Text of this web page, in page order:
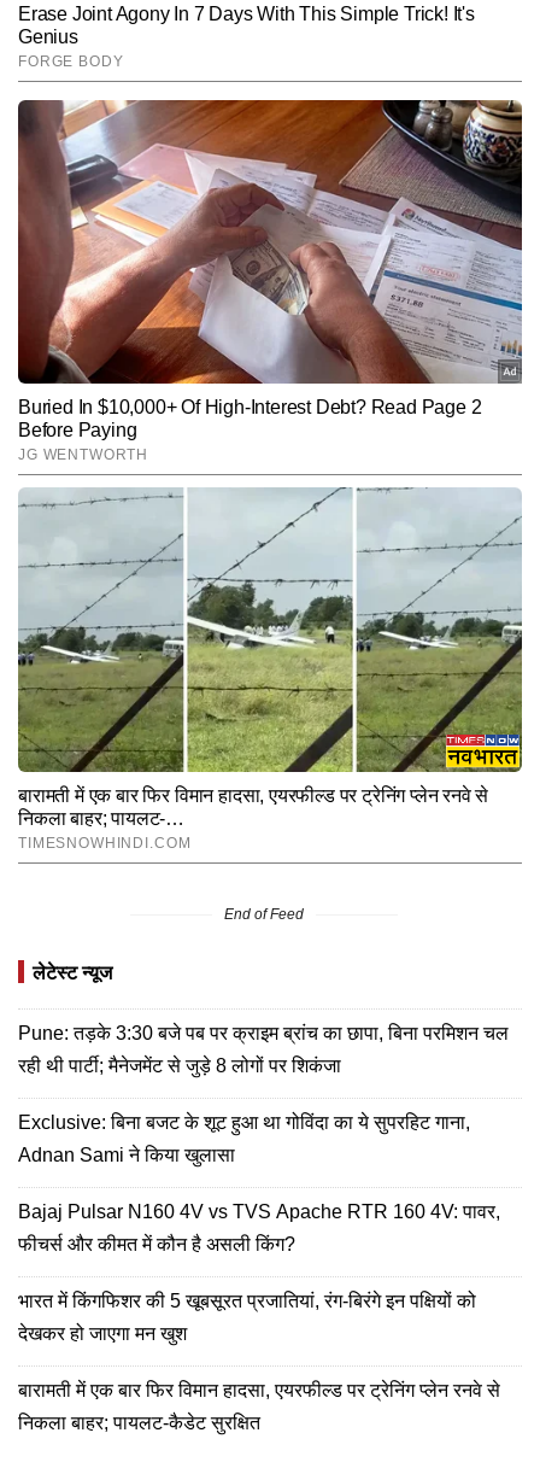
End of Feed
लेटेस्ट न्यूज
Pune: तड़के 3:30 बजे पब पर क्राइम ब्रांच का छापा, बिना परमिशन चल
रही थी पार्टी; मैनेजमेंट से जुड़े 8 लोगों पर शिकंजा
Exclusive: बिना बजट के शूट हुआ था गोविंदा का ये सुपरहिट गाना,
Adnan Sami ने किया खुलासा
Bajaj Pulsar N160 4V vs TVS Apache RTR 160 4V: पावर,
फीचर्स और कीमत में कौन है असली किंग?
भारत में किंगफिशर की 5 खूबसूरत प्रजातियां, रंग-बिरंगे इन पक्षियों को
देखकर हो जाएगा मन खुश
बारामती में एक बार फिर विमान हादसा, एयरफील्ड पर ट्रेनिंग प्लेन रनवे से
निकला बाहर; पायलट-कैडेट सुरक्षित